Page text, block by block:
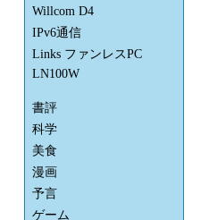
Willcom D4
IPv6通信
Links ファンレスPC
LN100W
書評
科学
美食
漫画
予言
ゲーム